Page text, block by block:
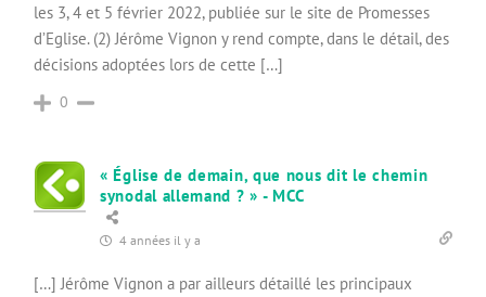
les 3, 4 et 5 février 2022, publiée sur le site de Promesses
d’Eglise. (2) Jérôme Vignon y rend compte, dans le détail, des
décisions adoptées lors de cette […]
0
« Église de demain, que nous dit le chemin
synodal allemand ? » - MCC
4 années il y a
[…] Jérôme Vignon a par ailleurs détaillé les principaux